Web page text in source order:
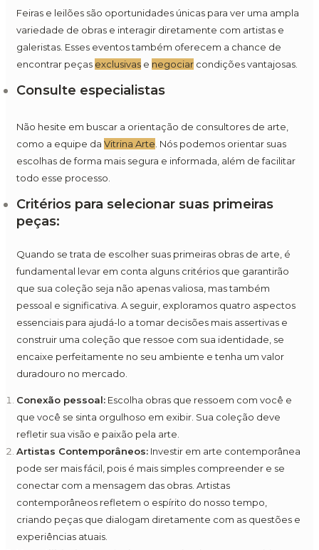
Feiras e leilões são oportunidades únicas para ver uma ampla
variedade de obras e interagir diretamente com artistas e
galeristas. Esses eventos também oferecem a chance de
encontrar peças exclusivas e negociar condições vantajosas.
Consulte especialistas
Não hesite em buscar a orientação de consultores de arte,
como a equipe daVitrina Arte . Nós podemos orientar suas
escolhas de forma mais segura e informada, além de facilitar
todo esse processo.
Critérios para selecionar suas primeiras
peças:
Quando se trata de escolher suas primeiras obras de arte, é
fundamental levar em conta alguns critérios que garantirão
que sua coleção seja não apenas valiosa, mas também
pessoal e significativa. A seguir, exploramos quatro aspectos
essenciais para ajudá-lo a tomar decisões mais assertivas e
construir uma coleção que ressoe com sua identidade, se
encaixe perfeitamente no seu ambiente e tenha um valor
duradouro no mercado.
Conexão pessoal: Escolha obras que ressoem com você e
que você se sinta orgulhoso em exibir. Sua coleção deve
refletir sua visão e paixão pela arte.
Artistas Contemporâneos: Investir em arte contemporânea
pode ser mais fácil, pois é mais simples compreender e se
conectar com a mensagem das obras. Artistas
contemporâneos refletem o espírito do nosso tempo,
criando peças que dialogam diretamente com as questões e
experiências atuais.